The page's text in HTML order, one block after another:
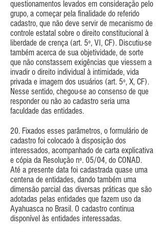
questionamentos levados em consideração pelo
grupo, a começar pela finalidade do referido
cadastro, que não deve servir de mecanismo de
controle estatal sobre o direito constitucional à
liberdade de crença (art. 5º, VI, CF). Discutiu-se
também acerca de sua objetividade, de sorte
que não constassem exigências que viessem a
invadir o direito individual à intimidade, vida
privada e imagem dos usuários (art. 5º, X, CF).
Nesse sentido, chegou-se ao consenso de que
responder ou não ao cadastro seria uma
faculdade das entidades.
20. Fixados esses parâmetros, o formulário de
cadastro foi colocado à disposição dos
interessados, acompanhado de carta explicativa
e cópia da Resolução nº. 05/04, do CONAD.
Até a presente data foi cadastrada quase uma
centena de entidades, dando também uma
dimensão parcial das diversas práticas que são
adotadas pelas entidades que fazem uso da
Ayahuasca no Brasil. O cadastro continua
disponível às entidades interessadas.